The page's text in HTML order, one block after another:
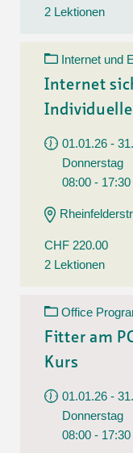
2 Lektionen
Internet und
Internet
01.01.26 -
Donnerstag
08:00 -
CHF 220.00
2 Lektionen
Office
Fitter am
Kurs
01.01.26 -
Donnerstag
08:00 -